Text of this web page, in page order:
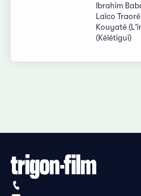
Ibrahim
Laïco
Kouyaté
(Kélétigui)